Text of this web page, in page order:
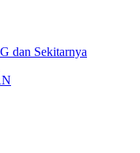
dan Sekitarnya